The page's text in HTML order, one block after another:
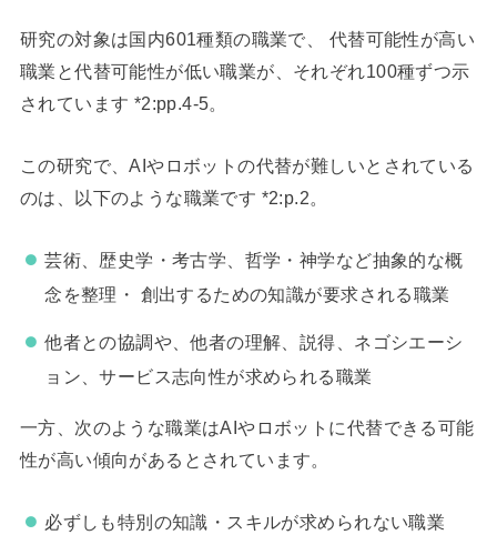
研究の対象は国内601種類の職業で、 代替可能性が高い
職業と代替可能性が低い職業が、それぞれ100種ずつ示
されています *2:pp.4-5。
この研究で、AIやロボットの代替が難しいとされている
のは、以下のような職業です *2:p.2。
芸術、歴史学・考古学、哲学・神学など抽象的な概
念を整理・ 創出するための知識が要求される職業
他者との協調や、他者の理解、説得、ネゴシエーシ
ョン、サービス志向性が求められる職業
一方、次のような職業はAIやロボットに代替できる可能
性が高い傾向があるとされています。
必ずしも特別の知識・スキルが求められない職業